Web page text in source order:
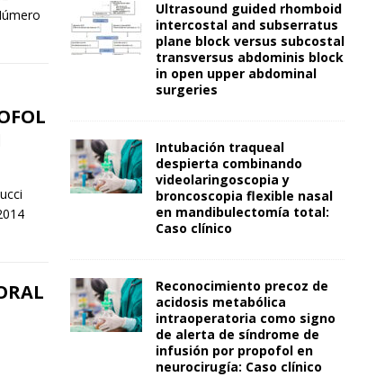
Ultrasound guided rhomboid
intercostal and subserratus
plane block versus subcostal
transversus abdominis block
in open upper abdominal
surgeries
Intubación traqueal
despierta combinando
videolaringoscopia y
broncoscopia flexible nasal
en mandibulectomía total:
Caso clínico
Reconocimiento precoz de
acidosis metabólica
intraoperatoria como signo
de alerta de síndrome de
infusión por propofol en
neurocirugía: Caso clínico